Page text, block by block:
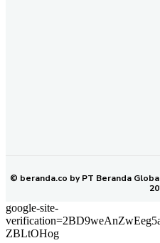
© beranda.co by PT Beranda
google-site-
ZBLtOHog